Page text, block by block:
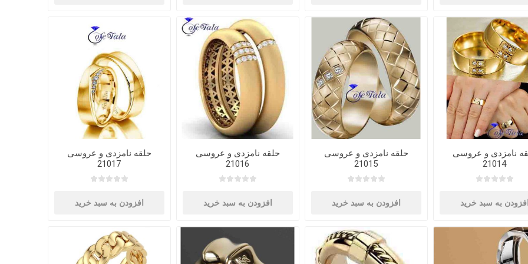
نامزدی و عروسی
21014
به سبد خرید
حلقه نامزدی و عروسی
21015
افزودن به سبد خرید
حلقه نامزدی و عروسی
21016
افزودن به سبد خرید
حلقه نامزدی و عروسی
21017
افزودن به سبد خرید